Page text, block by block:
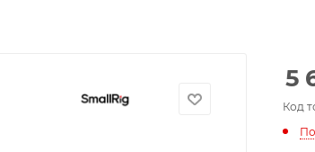
5
Код